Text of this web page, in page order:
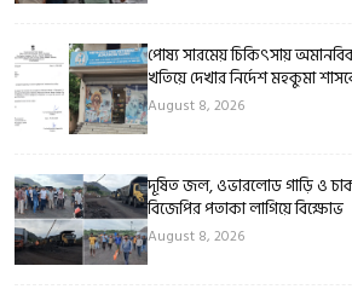
পোষ্য সারমেয় চিকিৎসায়
খতিয়ে দেখার নির্দেশ মহকুমা
August 8, 2026
দূষিত জল, ওভারলোড গাড়ি ও
বিজেপির পতাকা লাগিয়ে বিক্ষোভ
August 8, 2026